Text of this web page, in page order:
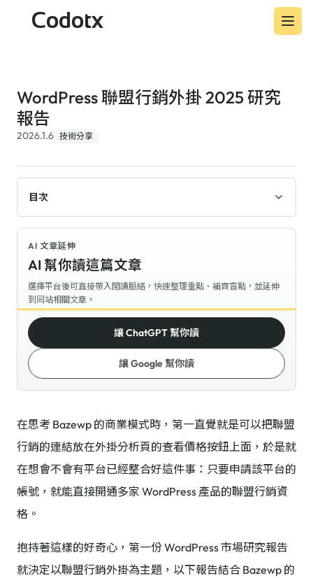
Codotx
WordPress 聯盟行銷外掛 2025 研究
報告
2026.1.6 技術分享
目次
AI 文章延伸
AI 幫你讀這篇文章
選擇平台後可直接帶入閱讀脈絡，快速整理重點、補齊盲點，並延伸
到同站相關文章。
讓 ChatGPT 幫你讀
讓 Google 幫你讀
在思考 Bazewp 的商業模式時，第一直覺就是可以把聯盟
行銷的連結放在外掛分析頁的查看價格按鈕上面，於是就
在想會不會有平台已經整合好這件事：只要申請該平台的
帳號，就能直接開通多家 WordPress 產品的聯盟行銷資
格。
抱持著這樣的好奇心，第一份 WordPress 市場研究報告
就決定以聯盟行銷外掛為主題，以下報告結合 Bazewp 的